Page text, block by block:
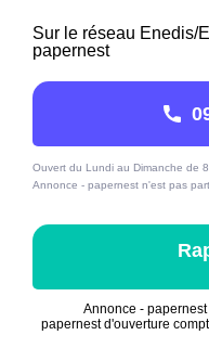
Sur le réseau Enedis/
papernest
Ouvert du Lundi au Dimanche de
Annonce - papernest n'est pas
Annonce -
papernest d'ouverture